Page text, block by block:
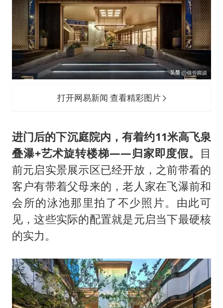
打开网易新闻 查看精彩图片
进门后的下沉庭院内，有着约11米高飞泉
叠瀑+艺术旋转楼梯——归家即度假。 目
前元启实景展示区已经开放，之前带看的
客户有带着父母来的，老人家在飞瀑前和
会所的泳池那里拍了不少照片。由此可
见，这些实际的配置就是元启当下最硬核
的实力。